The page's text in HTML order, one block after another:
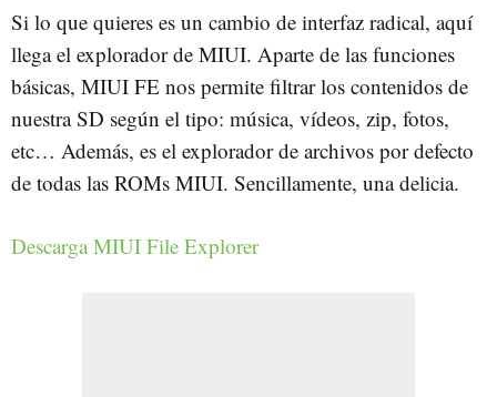
Si lo que quieres es un cambio de interfaz radical, aquí
llega el explorador de MIUI. Aparte de las funciones
básicas, MIUI FE nos permite filtrar los contenidos de
nuestra SD según el tipo: música, vídeos, zip, fotos,
etc… Además, es el explorador de archivos por defecto
de todas las ROMs MIUI. Sencillamente, una delicia.
Descarga MIUI File Explorer